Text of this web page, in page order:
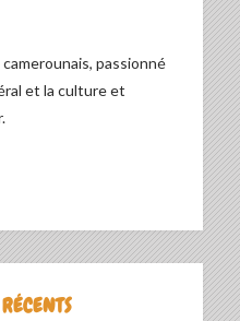
passionné
et la culture et